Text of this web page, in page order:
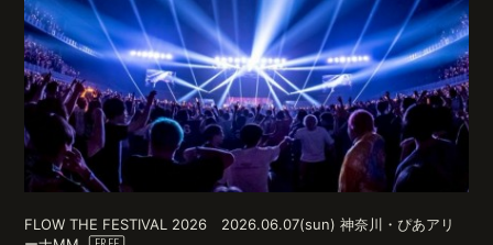
FLOW THE FESTIVAL 2026 2026.06.07(sun) 神奈川・ぴあアリ